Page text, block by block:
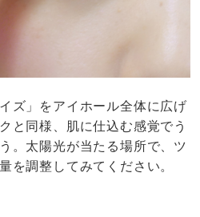
ズ」をアイホール全体に広げ
と同様、肌に仕込む感覚でう
。太陽光が当たる場所で、ツ
を調整してみてください。